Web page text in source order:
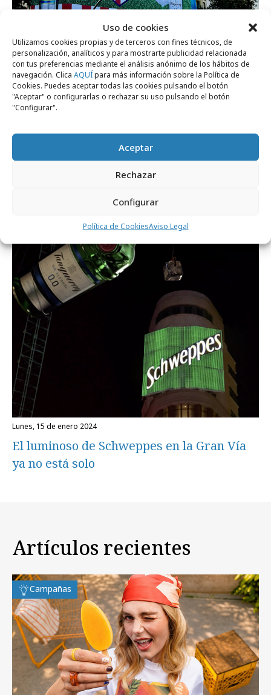
Uso de cookies
Utilizamos cookies propias y de terceros con fines técnicos, de
personalización, analíticos y para mostrarte publicidad relacionada
con tus preferencias mediante el análisis anónimo de los hábitos de
navegación. Clica AQUÍpara más información sobre la Política de
Cookies. Puedes aceptar todas las cookies pulsando el botón
"Aceptar" o configurarlas o rechazar su uso pulsando el botón
"Configurar".
Aceptar
Rechazar
Configurar
Política de CookiesAviso Legal
viernes, 23 de agosto 2024
Tanqueray 0.0 celebra la vuelta del verde
al escudo del Atleti
lunes, 15 de enero 2024
El luminoso de Schweppes en la Gran Vía
ya no está solo
Artículos recientes
Campañas